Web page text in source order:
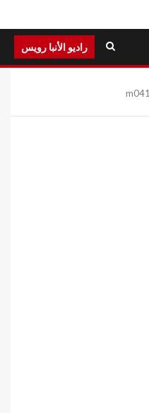
راديو الأنبا رويس
m041